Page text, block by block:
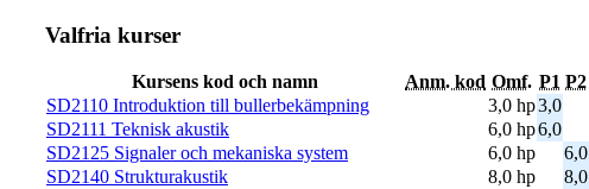
Valfria kurser
Kursens kod och namn Anm. kod Omf. P1 P2
SD2110 Introduktion till bullerbekämpning
3,0 hp3,0
SD2111 Teknisk akustik
6,0 hp6,0
SD2125 Signaler och mekaniska system
6,0 hp
6,0
SD2140 Strukturakustik
8,0 hp
8,0